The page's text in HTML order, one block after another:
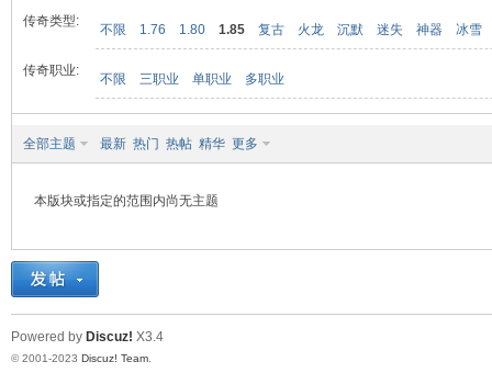
传奇类型:
不限 1.76 1.80 1.85 复古 火龙 沉默 迷失 神器 冰雪
传奇职业:
不限 三职业 单职业 多职业
全部主题 最新 热门 热帖 精华 更多
本版块或指定的范围内尚无主题
Powered by Discuz! X3.4
© 2001-2023 Discuz! Team.